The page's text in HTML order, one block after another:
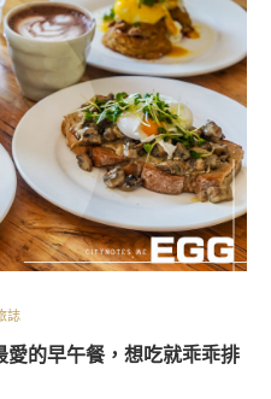
誌
的早午餐，想吃就乖乖排